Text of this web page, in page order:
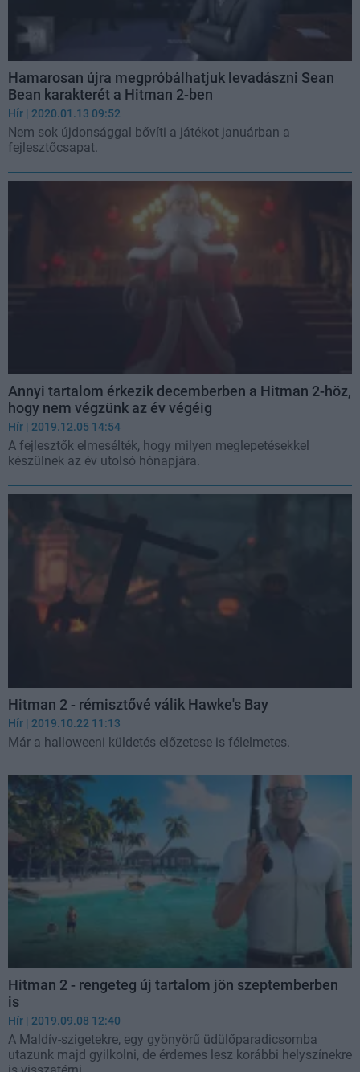
Hamarosan újra megpróbálhatjuk levadászni Sean
Bean karakterét a Hitman 2-ben
Hír | 2020.01.13 09:52
Nem sok újdonsággal bővíti a játékot januárban a
fejlesztőcsapat.
Annyi tartalom érkezik decemberben a Hitman 2-höz,
hogy nem végzünk az év végéig
Hír | 2019.12.05 14:54
A fejlesztők elmesélték, hogy milyen meglepetésekkel
készülnek az év utolsó hónapjára.
Hitman 2 - rémisztővé válik Hawke's Bay
Hír | 2019.10.22 11:13
Már a halloweeni küldetés előzetese is félelmetes.
Hitman 2 - rengeteg új tartalom jön szeptemberben
is
Hír | 2019.09.08 12:40
A Maldív-szigetekre, egy gyönyörű üdülőparadicsomba
utazunk majd gyilkolni, de érdemes lesz korábbi helyszínekre